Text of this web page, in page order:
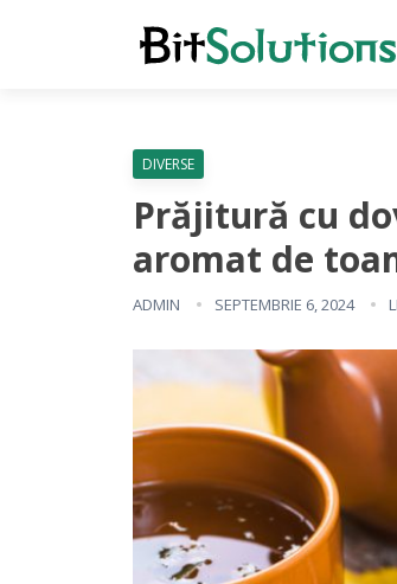
DIVERSE
Prăjitură cu
aromat de
ADMIN SEPTEMBRIE 6, 2024